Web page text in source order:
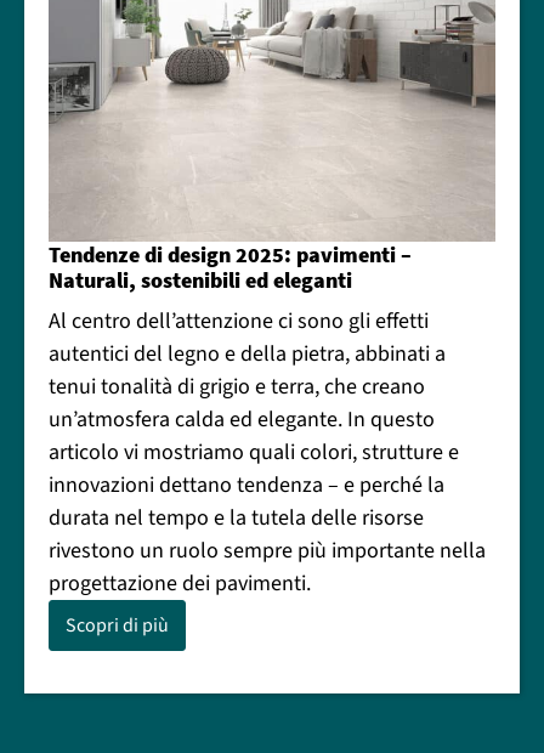
Tendenze di design 2025: pavimenti –
Naturali, sostenibili ed eleganti
Al centro dell’attenzione ci sono gli effetti
autentici del legno e della pietra, abbinati a
tenui tonalità di grigio e terra, che creano
un’atmosfera calda ed elegante. In questo
articolo vi mostriamo quali colori, strutture e
innovazioni dettano tendenza – e perché la
durata nel tempo e la tutela delle risorse
rivestono un ruolo sempre più importante nella
progettazione dei pavimenti.
Scopri di più